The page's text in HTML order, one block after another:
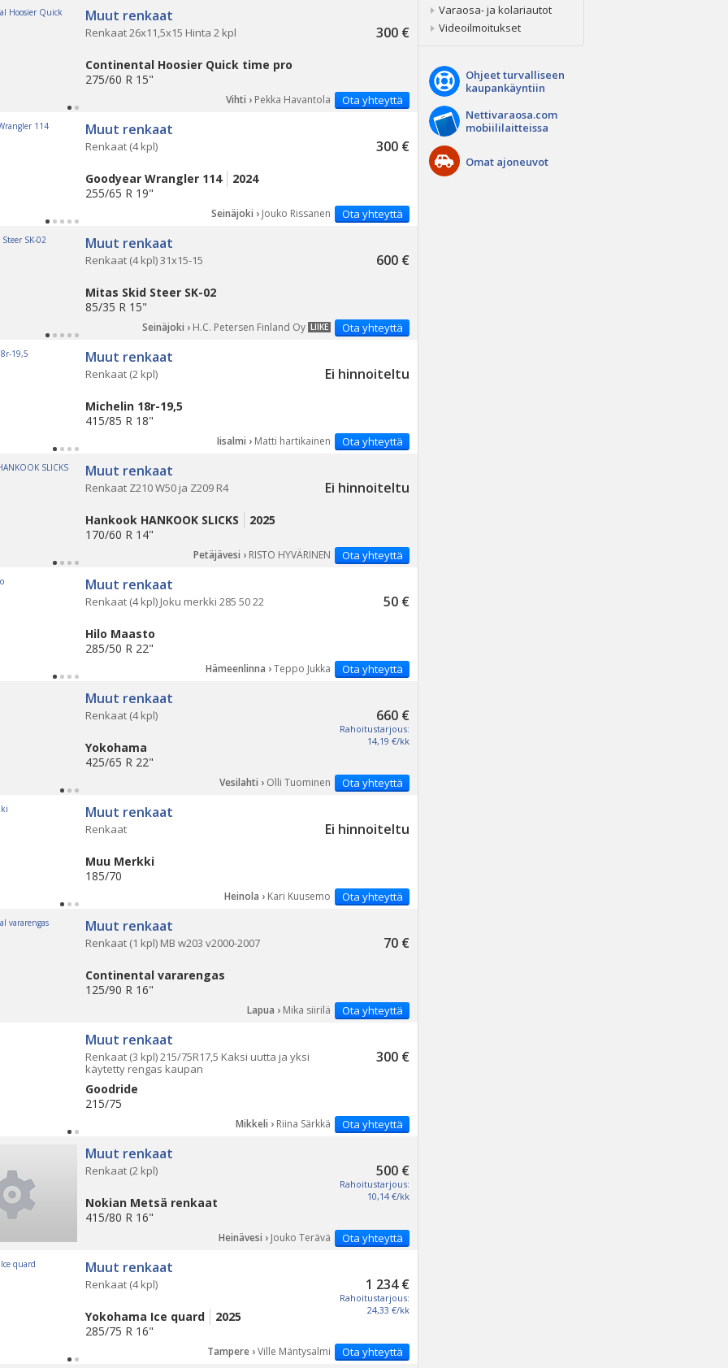
Muut renkaat
300 €
Renkaat 26x11,5x15 Hinta 2 kpl
Continental Hoosier Quick time pro
275/60 R 15"
Ota yhteyttä
Vihti › Pekka Havantola
Muut renkaat
300 €
Renkaat (4 kpl)
Goodyear Wrangler 114
2024
255/65 R 19"
Ota yhteyttä
Seinäjoki › Jouko Rissanen
Muut renkaat
600 €
Renkaat (4 kpl) 31x15-15
Mitas Skid Steer SK-02
85/35 R 15"
Ota yhteyttä
LIIKE
Seinäjoki › H.C. Petersen Finland Oy
Muut renkaat
Ei hinnoiteltu
Renkaat (2 kpl)
Michelin 18r-19,5
415/85 R 18"
Ota yhteyttä
Iisalmi › Matti hartikainen
Muut renkaat
Ei hinnoiteltu
Renkaat Z210 W50 ja Z209 R4
Hankook HANKOOK SLICKS
2025
170/60 R 14"
Ota yhteyttä
Petäjävesi › RISTO HYVÄRINEN
Muut renkaat
50 €
Renkaat (4 kpl) Joku merkki 285 50 22
Hilo Maasto
285/50 R 22"
Ota yhteyttä
Hämeenlinna ›Teppo Jukka
Muut renkaat
660 €
Rahoitustarjous:
14,19 €/kk
Renkaat (4 kpl)
Yokohama
425/65 R 22"
Ota yhteyttä
Vesilahti › Olli Tuominen
Muut renkaat
Ei hinnoiteltu
Renkaat
Muu Merkki
185/70
Ota yhteyttä
Heinola › Kari Kuusemo
Muut renkaat
70 €
Renkaat (1 kpl) MB w203 v2000-2007
Continental vararengas
125/90 R 16"
Ota yhteyttä
Lapua › Mika siirilä
Muut renkaat
300 €
Renkaat (3 kpl) 215/75R17,5 Kaksi uutta ja yksi
käytetty rengas kaupan
Goodride
215/75
Ota yhteyttä
Mikkeli › Riina Särkkä
Muut renkaat
500 €
Rahoitustarjous:
10,14 €/kk
Renkaat (2 kpl)
Nokian Metsä renkaat
415/80 R 16"
Ota yhteyttä
Heinävesi › Jouko Terävä
Muut renkaat
1 234 €
Rahoitustarjous:
24,33 €/kk
Renkaat (4 kpl)
Yokohama Ice quard
2025
285/75 R 16"
Ota yhteyttä
Tampere ›Ville Mäntysalmi
Varaosa- ja kolariautot
Videoilmoitukset
Ohjeet turvalliseen
kaupankäyntiin
Nettivaraosa.com
mobiililaitteissa
Omat ajoneuvot